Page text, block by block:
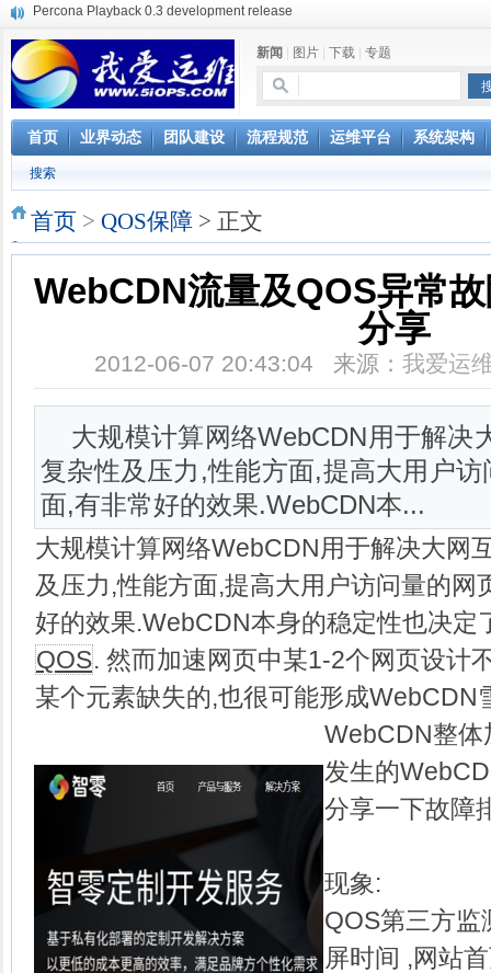
使用jmx client监控activemq
Hive查询OOM分析
浅解Facebook的服务器架构
一淘网后面的技术与架构
实现多个无线AP桥接，扩大家庭WIFI覆盖
Linux下系统或服务排障的最佳实践
云计算平台管理的三大利器Nagios、Ganglia和Splunk
服务器遭黑客入侵导致网络流量异常的排查分析
Percona Playback 0.3 development release
新闻 图片 下载 专题
首页 业界动态 团队建设 流程规范 运维平台 系统架构
搜索
首页 > QOS保障 > 正文
WebCDN流量及QOS异常
分享
2012-06-07 20:43:04 来源： 我爱运
大规模计算网络WebCDN用于解决
复杂性及压力,性能方面,提高大用户
面,有非常好的效果.WebCDN本...
大规模计算网络WebCDN用于解决大网
及压力,性能方面,提高大用户访问量的网
好的效果.WebCDN本身的稳定性也决定
QOS. 然而加速网页中某1-2个网页设计
某个元素缺失的,也很可能形成WebCDN
WebCDN整体
发生的
分享一下故障
现象:
QOS第三方监
屏时间 ,网站